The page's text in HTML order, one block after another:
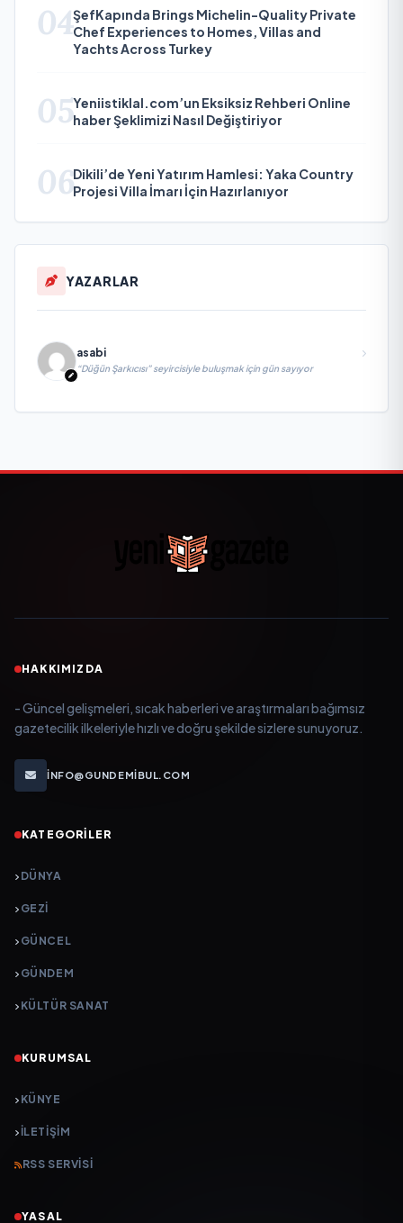
04ŞefKapında Brings Michelin-Quality Private
Chef Experiences to Homes, Villas and
Yachts Across Turkey
05Yeniistiklal.com’un Eksiksiz Rehberi Online
haber Şeklimizi Nasıl Değiştiriyor
06Dikili’de Yeni Yatırım Hamlesi: Yaka Country
Projesi Villa İmarı İçin Hazırlanıyor
YAZARLAR
asabi
“Düğün Şarkıcısı” seyircisiyle buluşmak için gün sayıyor
HAKKIMIZDA
- Güncel gelişmeleri, sıcak haberleri ve araştırmaları bağımsız
gazetecilik ilkeleriyle hızlı ve doğru şekilde sizlere sunuyoruz.
INFO@GUNDEMIBUL.COM
KATEGORILER
DÜNYA
GEZI
GÜNCEL
GÜNDEM
KÜLTÜR SANAT
KURUMSAL
KÜNYE
İLETIŞIM
RSS SERVISI
YASAL